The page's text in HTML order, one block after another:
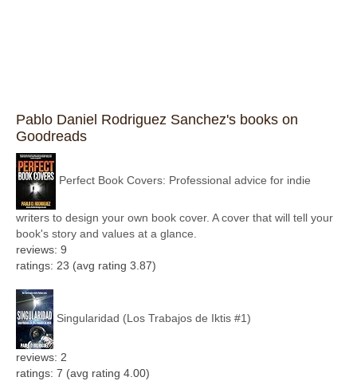
Pablo Daniel Rodriguez Sanchez's books on
Goodreads
Perfect Book Covers: Professional advice for indie
writers to design your own book cover. A cover that will tell your
book's story and values at a glance.
reviews: 9
ratings: 23 (avg rating 3.87)
Singularidad (Los Trabajos de Iktis #1)
reviews: 2
ratings: 7 (avg rating 4.00)